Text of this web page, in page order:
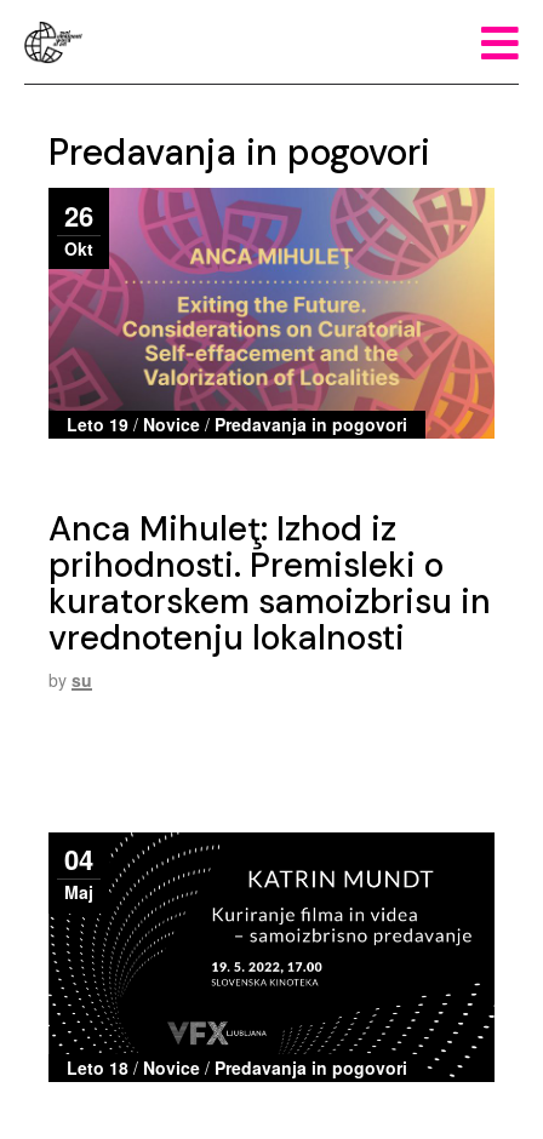
Predavanja in pogovori
26
Okt
Leto 19 / Novice / Predavanja in pogovori
Anca Mihuleţ: Izhod iz
prihodnosti. Premisleki o
kuratorskem samoizbrisu in
vrednotenju lokalnosti
by su
04
Maj
Leto 18 / Novice / Predavanja in pogovori